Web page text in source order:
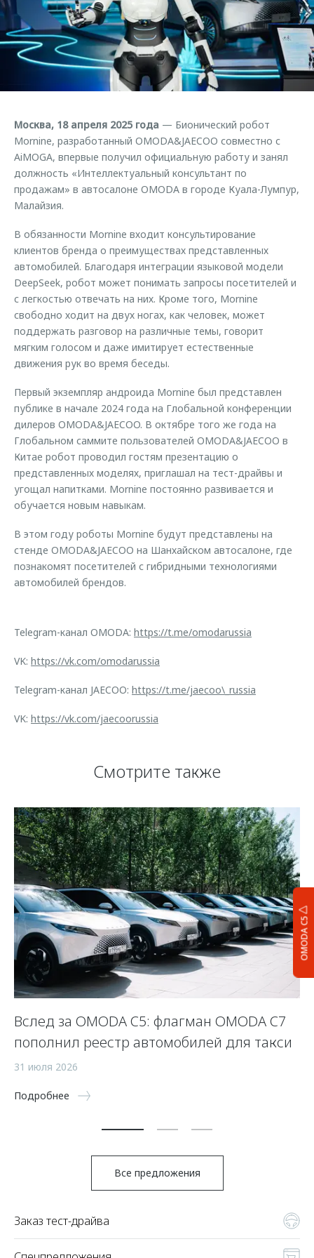
Страхование
Кредитный калькулятор
Аксессуары
Одежда и сувениры
Запчасти
Трейд-ин
Калькулятор трейд-ин
Клиентская поддержка
O&J Автоклуб
Клуб владельцев OMODA
Одежда и сувениры
Оригинальные аксессуары
Запчасти
Обратная связь
OMODA C5
Москва, 18 апреля 2025 года — Бионический робот
Mornine, разработанный OMODA&JAECOO совместно с
AiMOGA, впервые получил официальную работу и занял
должность «Интеллектуальный консультант по
продажам» в автосалоне OMODA в городе Куала-Лумпур,
Малайзия.
В обязанности Mornine входит консультирование
клиентов бренда о преимуществах представленных
автомобилей. Благодаря интеграции языковой модели
DeepSeek, робот может понимать запросы посетителей и
с легкостью отвечать на них. Кроме того, Mornine
свободно ходит на двух ногах, как человек, может
поддержать разговор на различные темы, говорит
мягким голосом и даже имитирует естественные
движения рук во время беседы.
Первый экземпляр андроида Mornine был представлен
публике в начале 2024 года на Глобальной конференции
дилеров OMODA&JAECOO. В октябре того же года на
Глобальном саммите пользователей OMODA&JAECOO в
Китае робот проводил гостям презентацию о
представленных моделях, приглашал на тест-драйвы и
угощал напитками. Mornine постоянно развивается и
обучается новым навыкам.
В этом году роботы Mornine будут представлены на
стенде OMODA&JAECOO на Шанхайском автосалоне, где
познакомят посетителей с гибридными технологиями
автомобилей брендов.
Telegram-канал OMODA: https://t.me/omodarussia
VK: https://vk.com/omodarussia
Telegram-канал JAECOO: https://t.me/jaecoo\_russia
VK: https://vk.com/jaecoorussia
Смотрите также
Вслед за OMODA C5: флагман OMODA C7
пополнил реестр автомобилей для такси
31 июля 2026
Подробнее
Все предложения
Заказ тест-драйва